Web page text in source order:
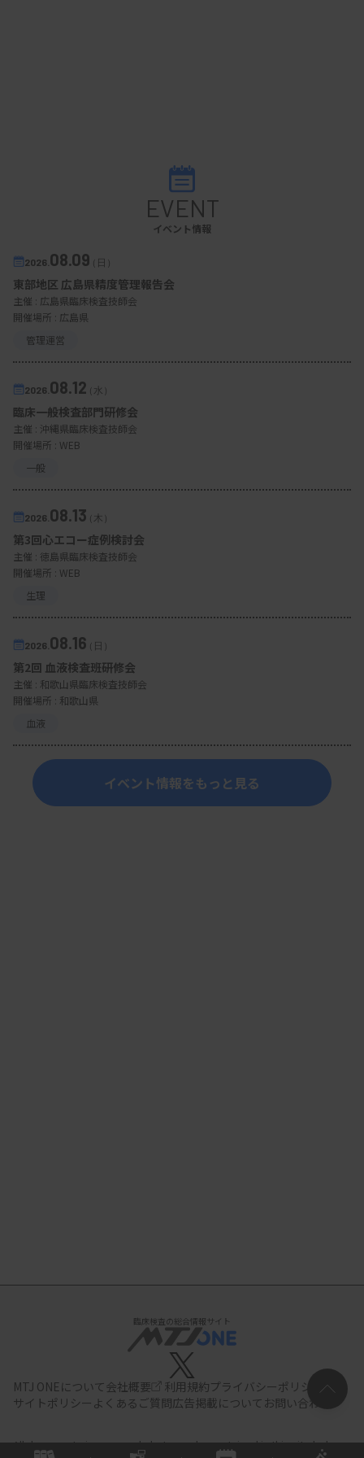
EVENT
イベント情報
2026. 08.09（日）
東部地区 広島県精度管理報告会
主催 : 広島県臨床検査技師会
開催場所 : 広島県
管理運営
2026. 08.12（水）
臨床一般検査部門研修会
主催 : 沖縄県臨床検査技師会
開催場所 : WEB
一般
2026. 08.13（木）
第3回心エコー症例検討会
主催 : 徳島県臨床検査技師会
開催場所 : WEB
生理
2026. 08.16（日）
第2回 血液検査班研修会
主催 : 和歌山県臨床検査技師会
開催場所 : 和歌山県
血液
イベント情報をもっと見る
臨床検査の総合情報サイト
MTJ ONEについて会社概要 利用規約プライバシーポリシー
サイトポリシー よくあるご質問広告掲載について お問い合わせ
All documents,images and photographs contained in this site belong